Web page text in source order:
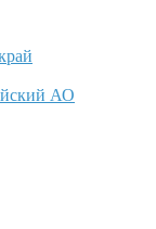
АО